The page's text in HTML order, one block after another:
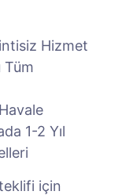
Hizmet
Tüm
1-2 Yıl
için